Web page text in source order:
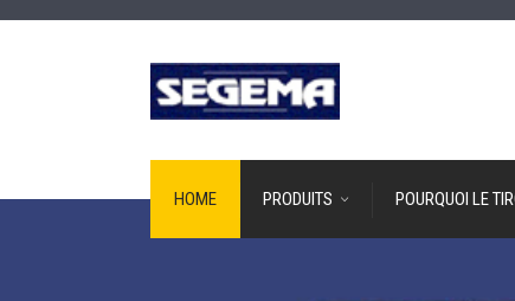
HOME PRODUITS POURQUOI LE